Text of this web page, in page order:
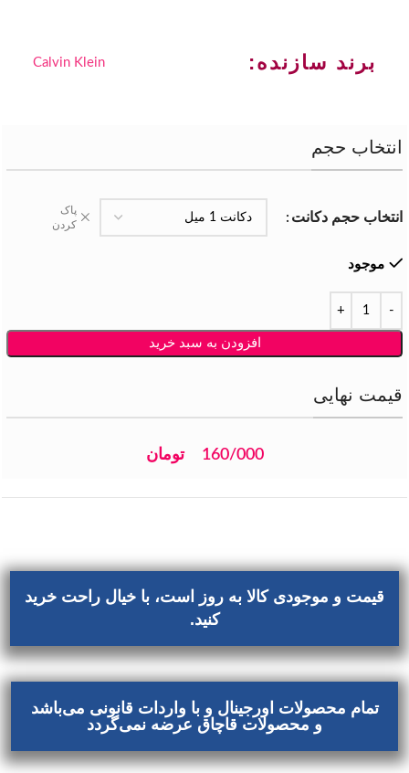
برند سازنده: Calvin Klein
انتخاب حجم
انتخاب حجم دکانت
پاک
کردن
موجود
افزودن به سبد خرید
قیمت نهایی
160/000 تومان
قیمت و موجودی کالا به روز است، با خیال راحت خرید
کنید.
تمام محصولات اورجینال و با واردات قانونی می‌باشد
و محصولات قاچاق عرضه نمی‌گردد